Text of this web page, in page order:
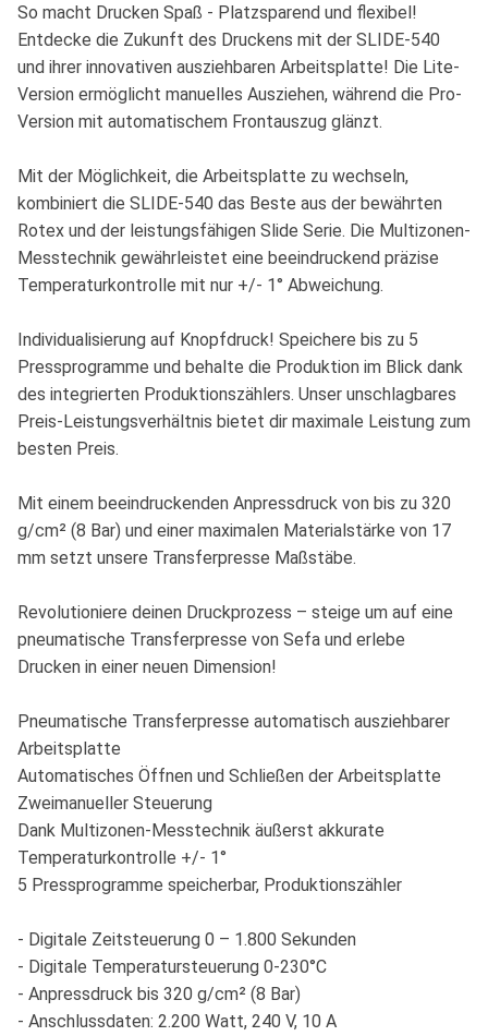
So macht Drucken Spaß - Platzsparend und flexibel!
Entdecke die Zukunft des Druckens mit der SLIDE-540
und ihrer innovativen ausziehbaren Arbeitsplatte! Die Lite-
Version ermöglicht manuelles Ausziehen, während die Pro-
Version mit automatischem Frontauszug glänzt.
Mit der Möglichkeit, die Arbeitsplatte zu wechseln,
kombiniert die SLIDE-540 das Beste aus der bewährten
Rotex und der leistungsfähigen Slide Serie. Die Multizonen-
Messtechnik gewährleistet eine beeindruckend präzise
Temperaturkontrolle mit nur +/- 1° Abweichung.
Individualisierung auf Knopfdruck! Speichere bis zu 5
Pressprogramme und behalte die Produktion im Blick dank
des integrierten Produktionszählers. Unser unschlagbares
Preis-Leistungsverhältnis bietet dir maximale Leistung zum
besten Preis.
Mit einem beeindruckenden Anpressdruck von bis zu 320
g/cm² (8 Bar) und einer maximalen Materialstärke von 17
mm setzt unsere Transferpresse Maßstäbe.
Revolutioniere deinen Druckprozess – steige um auf eine
pneumatische Transferpresse von Sefa und erlebe
Drucken in einer neuen Dimension!
Pneumatische Transferpresse automatisch ausziehbarer
Arbeitsplatte
Automatisches Öffnen und Schließen der Arbeitsplatte
Zweimanueller Steuerung
Dank Multizonen-Messtechnik äußerst akkurate
Temperaturkontrolle +/- 1°
5 Pressprogramme speicherbar, Produktionszähler
- Digitale Zeitsteuerung 0 – 1.800 Sekunden
- Digitale Temperatursteuerung 0-230°C
- Anpressdruck bis 320 g/cm² (8 Bar)
- Anschlussdaten: 2.200 Watt, 240 V, 10 A